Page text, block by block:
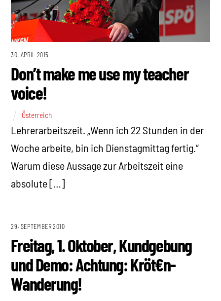
30. APRIL 2015
Don’t make me use my teacher
voice!
Österreich
Lehrerarbeitszeit. „Wenn ich 22 Stunden in der
Woche arbeite, bin ich Dienstagmittag fertig.“
Warum diese Aussage zur Arbeitszeit eine
absolute […]
29. SEPTEMBER 2010
Freitag, 1. Oktober, Kundgebung
und Demo: Achtung: Kröt€n-
Wanderung!